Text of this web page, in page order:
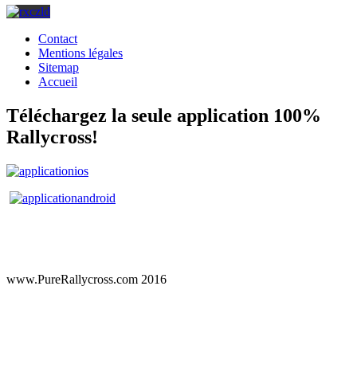
Contact
Mentions légales
Sitemap
Accueil
Téléchargez la seule application 100%
Rallycross!
www.PureRallycross.com 2016